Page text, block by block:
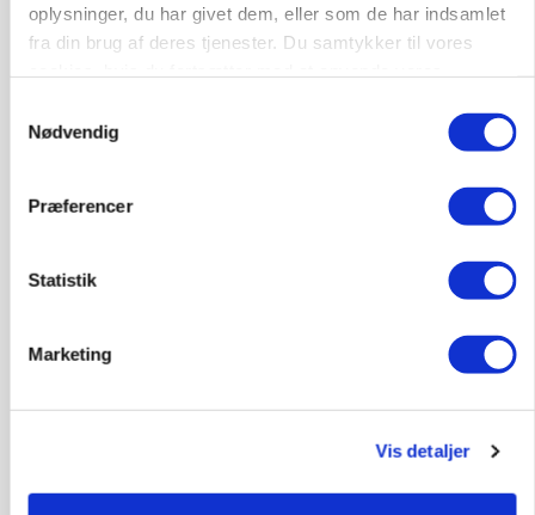
oplysninger, du har givet dem, eller som de har indsamlet
fra din brug af deres tjenester. Du samtykker til vores
Nødvendig
Præferencer
Statistik
Marketing
Vis detaljer
protestgruppe vil demonstrere mod ny